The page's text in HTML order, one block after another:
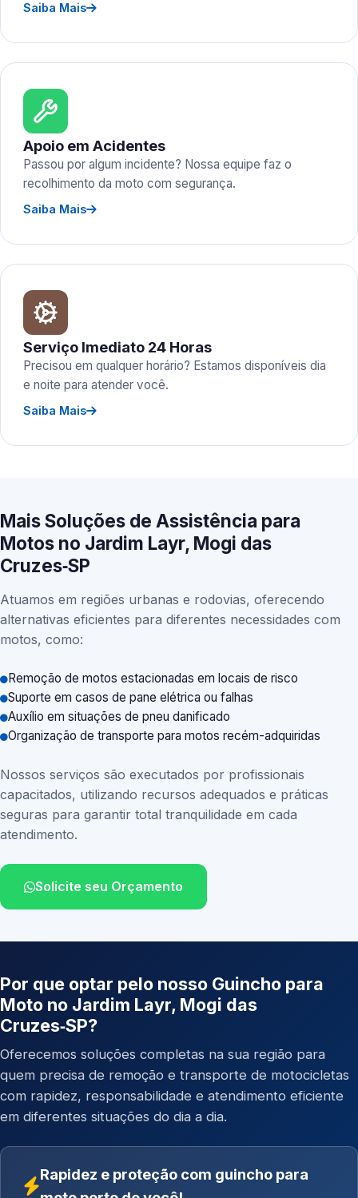
Saiba Mais
Apoio em Acidentes
Passou por algum incidente? Nossa equipe faz o
recolhimento da moto com segurança.
Saiba Mais
Serviço Imediato 24 Horas
Precisou em qualquer horário? Estamos disponíveis dia
e noite para atender você.
Saiba Mais
Mais Soluções de Assistência para
Motos no Jardim Layr, Mogi das
Cruzes‑SP
Atuamos em regiões urbanas e rodovias, oferecendo
alternativas eficientes para diferentes necessidades com
motos, como:
Remoção de motos estacionadas em locais de risco
Suporte em casos de pane elétrica ou falhas
Auxílio em situações de pneu danificado
Organização de transporte para motos recém-adquiridas
Nossos serviços são executados por profissionais
capacitados, utilizando recursos adequados e práticas
seguras para garantir total tranquilidade em cada
atendimento.
Solicite seu Orçamento
Por que optar pelo nosso Guincho para
Moto no Jardim Layr, Mogi das
Cruzes‑SP?
Oferecemos soluções completas na sua região para
quem precisa de remoção e transporte de motocicletas
com rapidez, responsabilidade e atendimento eficiente
em diferentes situações do dia a dia.
Rapidez e proteção com guincho para